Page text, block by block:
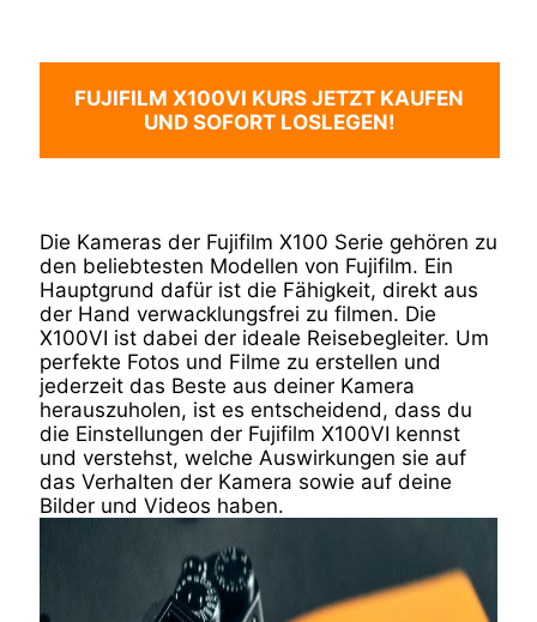
FUJIFILM X100VI KURS JETZT KAUFEN
UND SOFORT LOSLEGEN!
Die Kameras der Fujifilm X100 Serie gehören zu
den beliebtesten Modellen von Fujifilm. Ein
Hauptgrund dafür ist die Fähigkeit, direkt aus
der Hand verwacklungsfrei zu filmen. Die
X100VI ist dabei der ideale Reisebegleiter. Um
perfekte Fotos und Filme zu erstellen und
jederzeit das Beste aus deiner Kamera
herauszuholen, ist es entscheidend, dass du
die Einstellungen der Fujifilm X100VI kennst
und verstehst, welche Auswirkungen sie auf
das Verhalten der Kamera sowie auf deine
Bilder und Videos haben.